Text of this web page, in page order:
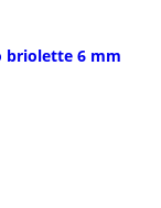
briolette 6 mm